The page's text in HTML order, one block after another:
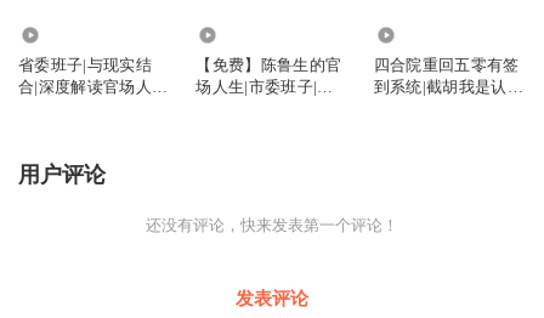
省委班子|与现实结
合|深度解读官场人情
【免费】陈鲁生的官
场人生|市委班子|市
四合院重回五零有签
到系统|截胡我是认真
用户评论
还没有评论，快来发表第一个评论！
发表评论